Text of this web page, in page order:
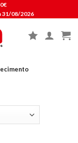
31/08/2026